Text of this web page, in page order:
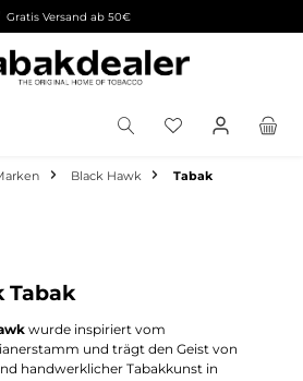
Gratis Versand ab 50€
Black Hawk Tabak
Tabak
wurde inspiriert vom
und trägt den Geist von
handwerklicher Tabakkunst in